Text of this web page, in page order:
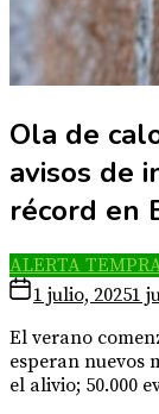
Ola de
avisos de
récord en
ALERTA
1 julio, 20251
El verano
esperan nuevos
el alivio; 50.000